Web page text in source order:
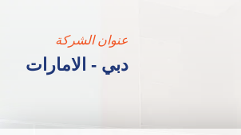
عنوان الشركة
دبي - الامارات